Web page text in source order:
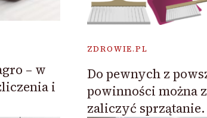
– w
i
ZDROWIE.PL
Do pewnych z
powinności można
zaliczyć sprzątanie.